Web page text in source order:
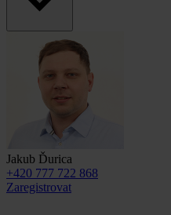
Jakub Ďurica
+420 777 722 868
Zaregistrovat